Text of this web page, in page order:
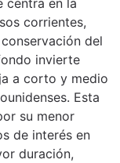
corrientes,
del
invierte
a corto y medio
Esta
su menor
de interés en
duración,